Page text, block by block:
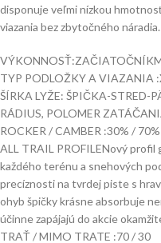
disponuje veľmi nízkou
viazania bez zbytočného náradia.
VÝKONNOSŤ:ZAČIATOČNÍK
TYP PODLOŽKY A VIAZANIA :
ŠÍRKA LYŽE: ŠPIČKA-STRED-
RÁDIUS, POLOMER
ROCKER / CAMBER :30% / 70%
ALL TRAIL PROFILENový profil
každého terénu a snehových
precíznosti na tvrdej piste s
ohyb špičky krásne absorbuje
účinne zapájajú do akcie
TRAŤ / MIMO TRATE :70 / 30